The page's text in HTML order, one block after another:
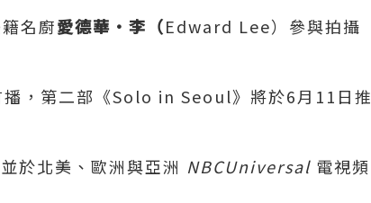
名廚愛德華 • 李（Edward Lee）參與拍攝
，第二部《Solo in Seoul》將於6月11日推
於北美、歐洲與亞洲 NBCUniversal 電視頻